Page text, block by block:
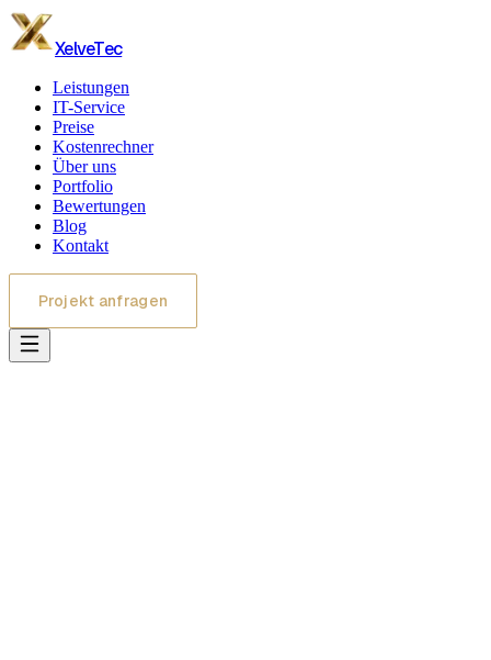
XelveTec
Leistungen
IT-Service
Preise
Kostenrechner
Über uns
Portfolio
Bewertungen
Blog
Kontakt
Projekt anfragen